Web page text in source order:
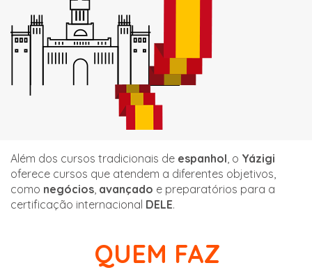
Além dos cursos tradicionais de espanhol, o Yázigi
oferece cursos que atendem a diferentes objetivos,
como negócios, avançado e preparatórios para a
certificação internacional DELE.
QUEM FAZ